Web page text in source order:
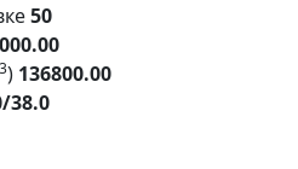
50
3) 136800.00
38.0